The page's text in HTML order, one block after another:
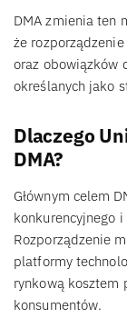
DMA zmienia ten
że
oraz obowiązków
określanych jako
Dlaczego
DMA?
Głównym celem
konkurencyjnego
Rozporządzenie
platformy
rynkową kosztem
konsumentów.